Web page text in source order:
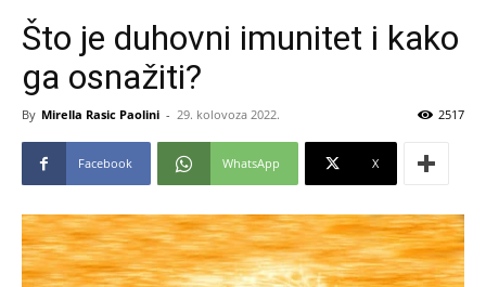
Što je duhovni imunitet i kako
ga osnažiti?
By Mirella Rasic Paolini - 29. kolovoza 2022. 2517
Facebook WhatsApp X